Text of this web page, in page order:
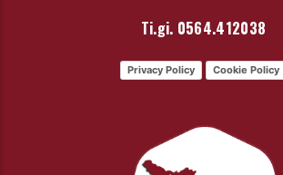
Ti.gi. 0564.412038
Privacy Policy Cookie Policy